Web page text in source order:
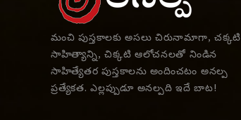
మంచి పుస్తకాలకు అసలు చిరునామాగా, చక్కటి
సాహిత్యాన్ని, చిక్కటి ఆలోచనలతో నిండిన
సాహిత్యేతర పుస్తకాలను అందించటం అనల్ప
ప్రత్యేకత. ఎల్లప్పుడూ అనల్పది ఇదే బాట!